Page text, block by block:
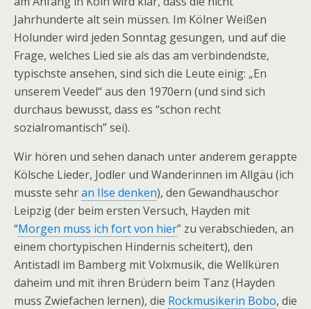
Jahrhunderte alt sein müssen. Im Kölner Weißen
Holunder wird jeden Sonntag gesungen, und auf die
Frage, welches Lied sie als das am verbindendste,
typischste ansehen, sind sich die Leute einig: „En
unserem Veedel“ aus den 1970ern (und sind sich
durchaus bewusst, dass es “schon recht
sozialromantisch” sei).
Wir hören und sehen danach unter anderem gerappte
Kölsche Lieder, Jodler und Wanderinnen im Allgäu (ich
musste sehran Ilse denken), den Gewandhauschor
Leipzig (der beim ersten Versuch, Hayden mit
“Morgen muss ich fort von hier” zu verabschieden, an
einem chortypischen Hindernis scheitert), den
Antistadl im Bamberg mit Volxmusik, die Wellküren
daheim und mit ihren Brüdern beim Tanz (Hayden
muss Zwiefachen lernen), die Rockmusikerin Bobo, die